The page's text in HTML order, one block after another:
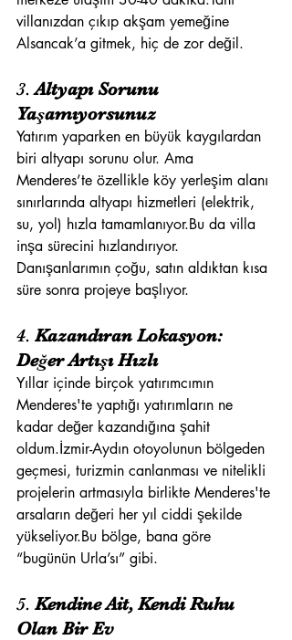
villanızdan çıkıp akşam yemeğine
Alsancak’a gitmek, hiç de zor değil.
3. Altyapı Sorunu
Yaşamıyorsunuz
Yatırım yaparken en büyük kaygılardan
biri altyapı sorunu olur. Ama
Menderes’te özellikle köy yerleşim alanı
sınırlarında altyapı hizmetleri (elektrik,
su, yol) hızla tamamlanıyor.Bu da villa
inşa sürecini hızlandırıyor.
Danışanlarımın çoğu, satın aldıktan kısa
süre sonra projeye başlıyor.
4. Kazandıran Lokasyon:
Değer Artışı Hızlı
Yıllar içinde birçok yatırımcımın
Menderes'te yaptığı yatırımların ne
kadar değer kazandığına şahit
oldum.İzmir-Aydın otoyolunun bölgeden
geçmesi, turizmin canlanması ve nitelikli
projelerin artmasıyla birlikte Menderes'te
arsaların değeri her yıl ciddi şekilde
yükseliyor.Bu bölge, bana göre
“bugünün Urla’sı” gibi.
5. Kendine Ait, Kendi Ruhu
Olan Bir Ev